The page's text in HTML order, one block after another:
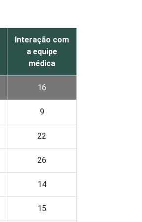
Interação com
a equipe
médica
16
9
22
26
14
15